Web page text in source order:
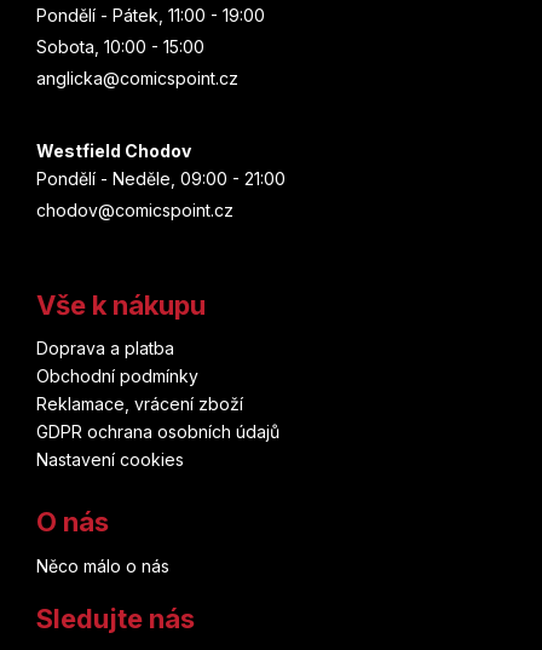
Pondělí - Pátek, 11:00 - 19:00
Sobota, 10:00 - 15:00
anglicka@comicspoint.cz
Westfield Chodov
Pondělí - Neděle, 09:00 - 21:00
chodov@comicspoint.cz
Vše k nákupu
Doprava a platba
Obchodní podmínky
Reklamace, vrácení zboží
GDPR ochrana osobních údajů
Nastavení cookies
O nás
Něco málo o nás
Sledujte nás